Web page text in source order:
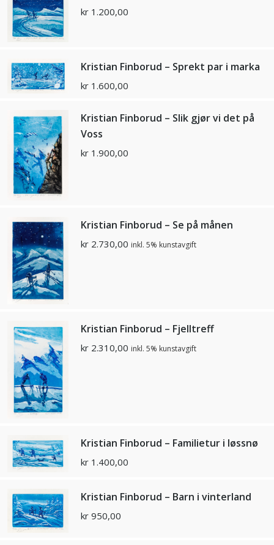
kr 1.200,00
Kristian Finborud – Sprekt par i marka
kr 1.600,00
Kristian Finborud – Slik gjør vi det på
Voss
kr 1.900,00
Kristian Finborud – Se på månen
kr 2.730,00 inkl. 5% kunstavgift
Kristian Finborud – Fjelltreff
kr 2.310,00 inkl. 5% kunstavgift
Kristian Finborud – Familietur i løssnø
kr 1.400,00
Kristian Finborud – Barn i vinterland
kr 950,00